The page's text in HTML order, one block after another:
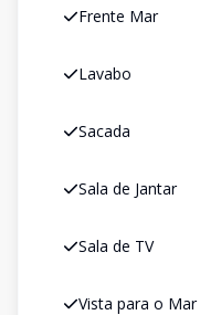
Frente Mar
Lavabo
Sacada
Sala de Jantar
Sala de TV
Vista para o Mar